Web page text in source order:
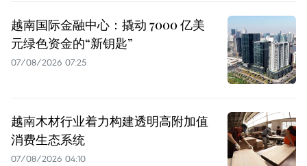
越南国际金融中心：撬动 7000 亿美
元绿色资金的“新钥匙”
07/08/2026 07:25
越南木材行业着力构建透明高附加值
消费生态系统
07/08/2026 04:10